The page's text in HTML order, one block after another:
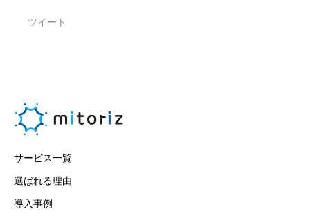
ツイート
サービス一覧
選ばれる理由
導入事例